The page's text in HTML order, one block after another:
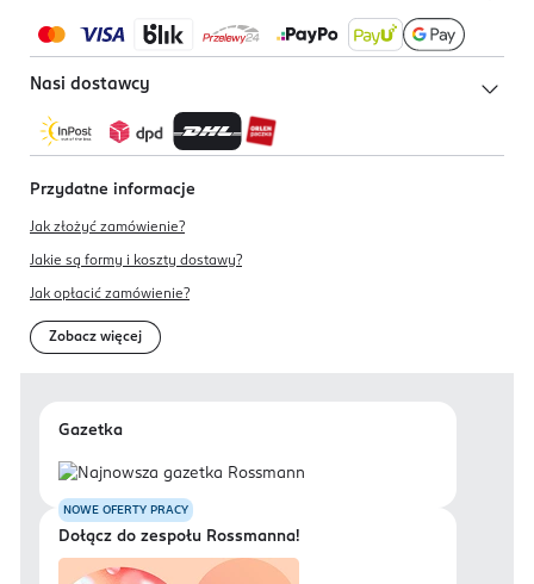
Nasi dostawcy
Przydatne informacje
Jak złożyć zamówienie?
Jakie są formy i koszty dostawy?
Jak opłacić zamówienie?
Zobacz więcej
Gazetka
NOWE OFERTY PRACY
Dołącz do zespołu Rossmanna!